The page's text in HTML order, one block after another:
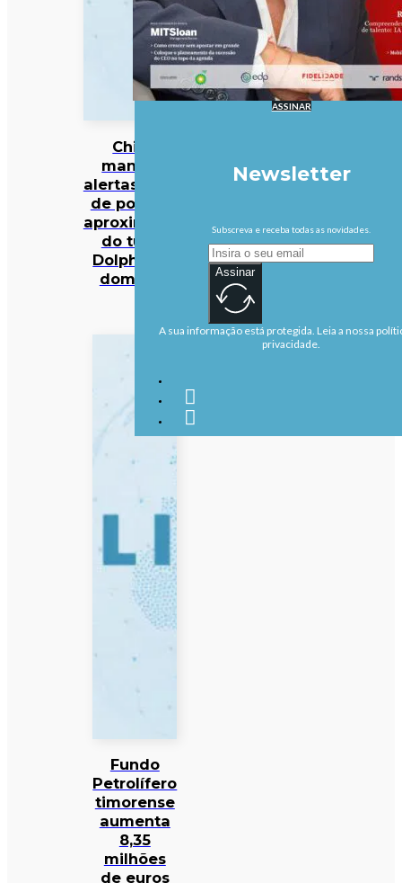
China
mantém
alertas antes
de possível
aproximação
do tufão
Dolphin no
domingo
Fundo
Petrolífero
timorense
aumenta
8,35
milhões
de euros
ASSINAR
Newsletter
Subscreva e receba todas as novidades.
Assinar
A sua informação está protegida. Leia a nossa
privacidade.